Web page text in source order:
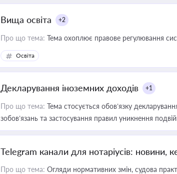
Вища освіта +2
Про що тема: Тема охоплює правове регулювання
Освіта
Декларування іноземних доходів +1
Про що тема: Тема стосується обов’язку
зобов’язань та застосування правил уникнення
Telegram канали для нотаріусів: новини,
Про що тема: Огляди нормативних змін, судова